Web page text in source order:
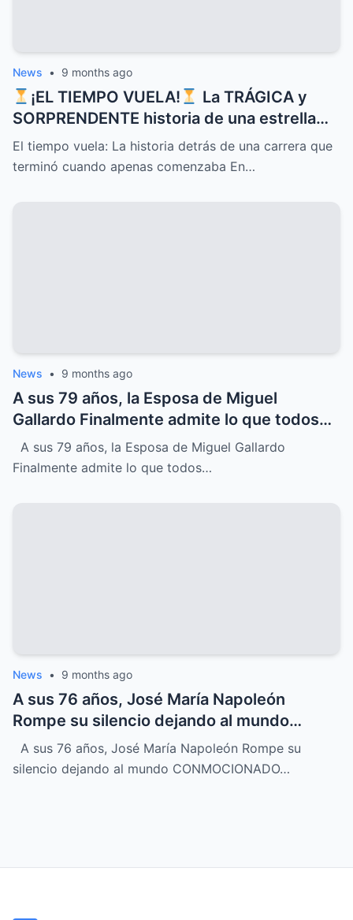
News • 9 months ago
¡EL TIEMPO VUELA!
La TRÁGICA y
SORPRENDENTE historia de una estrella
que CONQUISTÓ corazones con sus
canciones pero cuyo DESTINO inesperado
El tiempo vuela: La historia detrás de una carrera que
terminó cuando apenas comenzaba En…
News • 9 months ago
A sus 79 años, la Esposa de Miguel
Gallardo Finalmente admite lo que todos
sospechábamos
A sus 79 años, la Esposa de Miguel Gallardo
Finalmente admite lo que todos…
News • 9 months ago
A sus 76 años, José María Napoleón
Rompe su silencio dejando al mundo
CONMOCIONADO
A sus 76 años, José María Napoleón Rompe su
silencio dejando al mundo CONMOCIONADO…